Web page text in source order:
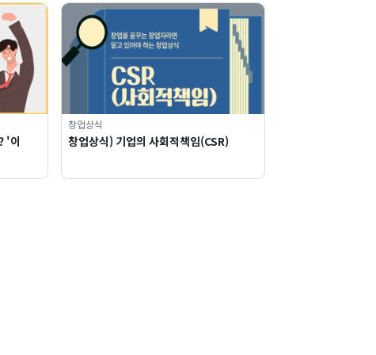
'이
창업상식
창업상식) 기업의 사회적책임(CSR)